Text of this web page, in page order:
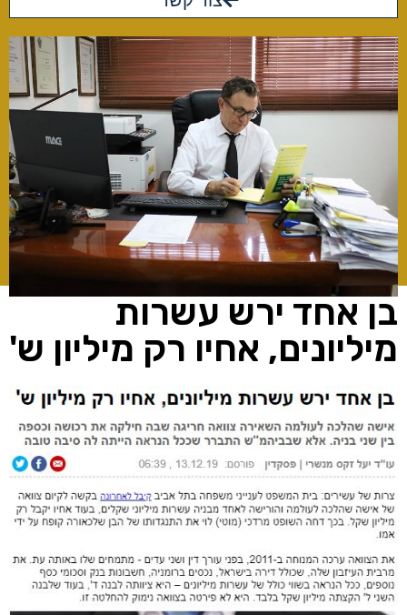
בן אחד ירש עשרות
מיליונים, אחיו רק מיליון ש'